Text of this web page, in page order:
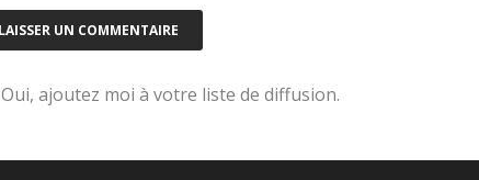
Oui, ajoutez moi à votre liste de diffusion.